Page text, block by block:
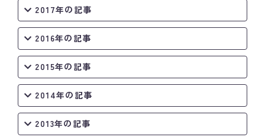
2017年の記事
2016年の記事
2015年の記事
2014年の記事
2013年の記事